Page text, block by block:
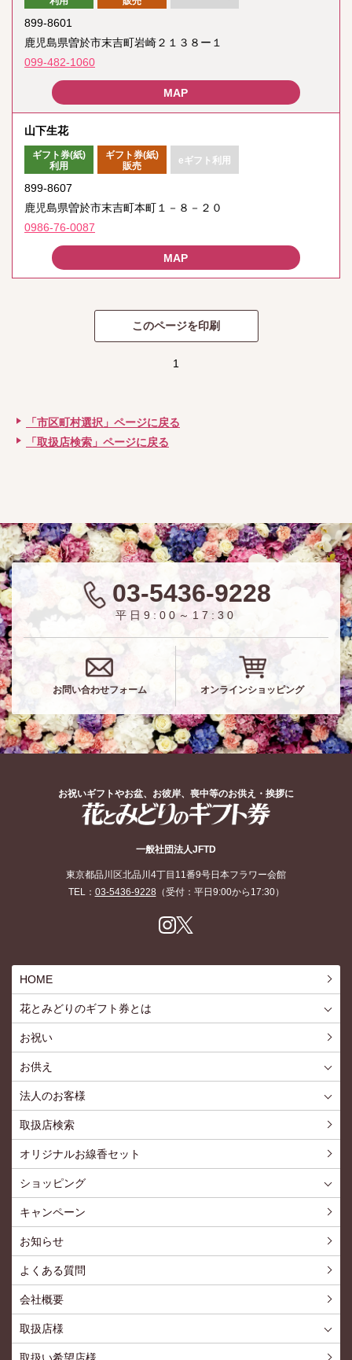
899-8601
鹿児島県曽於市末吉町岩崎２１３８ー１
099-482-1060
山下生花
ギフト券(紙)
利用
ギフト券(紙)
販売
eギフト利用
899-8607
鹿児島県曽於市末吉町本町１－８－２０
0986-76-0087
1
「市区町村選択」ページに戻る
「取扱店検索」ページに戻る
03-5436-9228
平日9:00～17:30
お問い合わせフォーム オンラインショッピング
お祝いギフトやお盆、お彼岸、喪中等のお供え・挨拶に
一般社団法人JFTD
東京都品川区北品川4丁目11番9号日本フラワー会館
TEL： 03-5436-9228 （受付：平日9:00から17:30）
HOME
花とみどりのギフト券とは
お祝い
お供え
法人のお客様
取扱店検索
オリジナルお線香セット
ショッピング
キャンペーン
お知らせ
よくある質問
会社概要
取扱店様